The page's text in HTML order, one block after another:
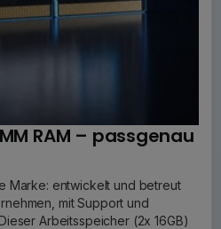
RAM – passgenau
Marke: entwickelt und betreut
mit Support und
Arbeitsspeicher (2x 16GB)